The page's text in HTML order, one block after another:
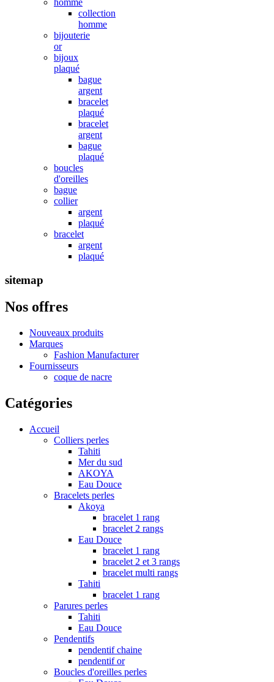
collection
homme
bijouterie
or
bijoux
plaqué
bague
argent
bracelet
plaqué
bracelet
argent
bague
plaqué
boucles
d'oreilles
bague
collier
argent
plaqué
bracelet
argent
plaqué
sitemap
Nos offres
Nouveaux produits
Marques
Fashion Manufacturer
Fournisseurs
coque de nacre
Catégories
Accueil
Colliers perles
Tahiti
Mer du sud
AKOYA
Eau Douce
Bracelets perles
Akoya
bracelet 1 rang
bracelet 2 rangs
Eau Douce
bracelet 1 rang
bracelet 2 et 3 rangs
bracelet multi rangs
Tahiti
bracelet 1 rang
Parures perles
Tahiti
Eau Douce
Pendentifs
pendentif chaine
pendentif or
Boucles d'oreilles perles